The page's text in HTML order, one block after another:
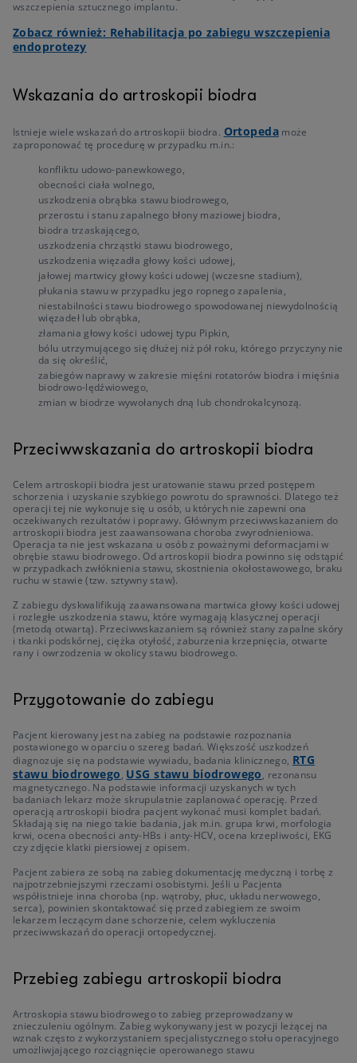
wszczepienia sztucznego implantu.
Zobacz również: Rehabilitacja po zabiegu wszczepienia
endoprotezy
Wskazania do artroskopii biodra
Istnieje wiele wskazań do artroskopii biodra. Ortopedamoże
zaproponować tę procedurę w przypadku m.in.:
konfliktu udowo-panewkowego,
obecności ciała wolnego,
uszkodzenia obrąbka stawu biodrowego,
przerostu i stanu zapalnego błony maziowej biodra,
biodra trzaskającego,
uszkodzenia chrząstki stawu biodrowego,
uszkodzenia więzadła głowy kości udowej,
jałowej martwicy głowy kości udowej (wczesne stadium),
płukania stawu w przypadku jego ropnego zapalenia,
niestabilności stawu biodrowego spowodowanej niewydolnością
więzadeł lub obrąbka,
złamania głowy kości udowej typu Pipkin,
bólu utrzymującego się dłużej niż pół roku, którego przyczyny nie
da się określić,
zabiegów naprawy w zakresie mięśni rotatorów biodra i mięśnia
biodrowo-lędźwiowego,
zmian w biodrze wywołanych dną lub chondrokalcynozą.
Przeciwwskazania do artroskopii biodra
Celem artroskopii biodra jest uratowanie stawu przed postępem
schorzenia i uzyskanie szybkiego powrotu do sprawności. Dlatego też
operacji tej nie wykonuje się u osób, u których nie zapewni ona
oczekiwanych rezultatów i poprawy. Głównym przeciwwskazaniem do
artroskopii biodra jest zaawansowana choroba zwyrodnieniowa.
Operacja ta nie jest wskazana u osób z poważnymi deformacjami w
obrębie stawu biodrowego. Od artroskopii biodra powinno się odstąpić
w przypadkach zwłóknienia stawu, skostnienia okołostawowego, braku
ruchu w stawie (tzw. sztywny staw).
Z zabiegu dyskwalifikują zaawansowana martwica głowy kości udowej
i rozległe uszkodzenia stawu, które wymagają klasycznej operacji
(metodą otwartą). Przeciwwskazaniem są również stany zapalne skóry
i tkanki podskórnej, ciężka otyłość, zaburzenia krzepnięcia, otwarte
rany i owrzodzenia w okolicy stawu biodrowego.
Przygotowanie do zabiegu
Pacjent kierowany jest na zabieg na podstawie rozpoznania
postawionego w oparciu o szereg badań. Większość uszkodzeń
diagnozuje się na podstawie wywiadu, badania klinicznego, RTG
stawu biodrowego, USG stawu biodrowego, rezonansu
magnetycznego. Na podstawie informacji uzyskanych w tych
badaniach lekarz może skrupulatnie zaplanować operację. Przed
operacją artroskopii biodra pacjent wykonać musi komplet badań.
Składają się na niego takie badania, jak m.in. grupa krwi, morfologia
krwi, ocena obecności anty-HBs i anty-HCV, ocena krzepliwości, EKG
czy zdjęcie klatki piersiowej z opisem.
Pacjent zabiera ze sobą na zabieg dokumentację medyczną i torbę z
najpotrzebniejszymi rzeczami osobistymi. Jeśli u Pacjenta
współistnieje inna choroba (np. wątroby, płuc, układu nerwowego,
serca), powinien skontaktować się przed zabiegiem ze swoim
lekarzem leczącym dane schorzenie, celem wykluczenia
przeciwwskazań do operacji ortopedycznej.
Przebieg zabiegu artroskopii biodra
Artroskopia stawu biodrowego to zabieg przeprowadzany w
znieczuleniu ogólnym. Zabieg wykonywany jest w pozycji leżącej na
wznak często z wykorzystaniem specjalistycznego stołu operacyjnego
umożliwjającego rozciągnięcie operowanego stawu